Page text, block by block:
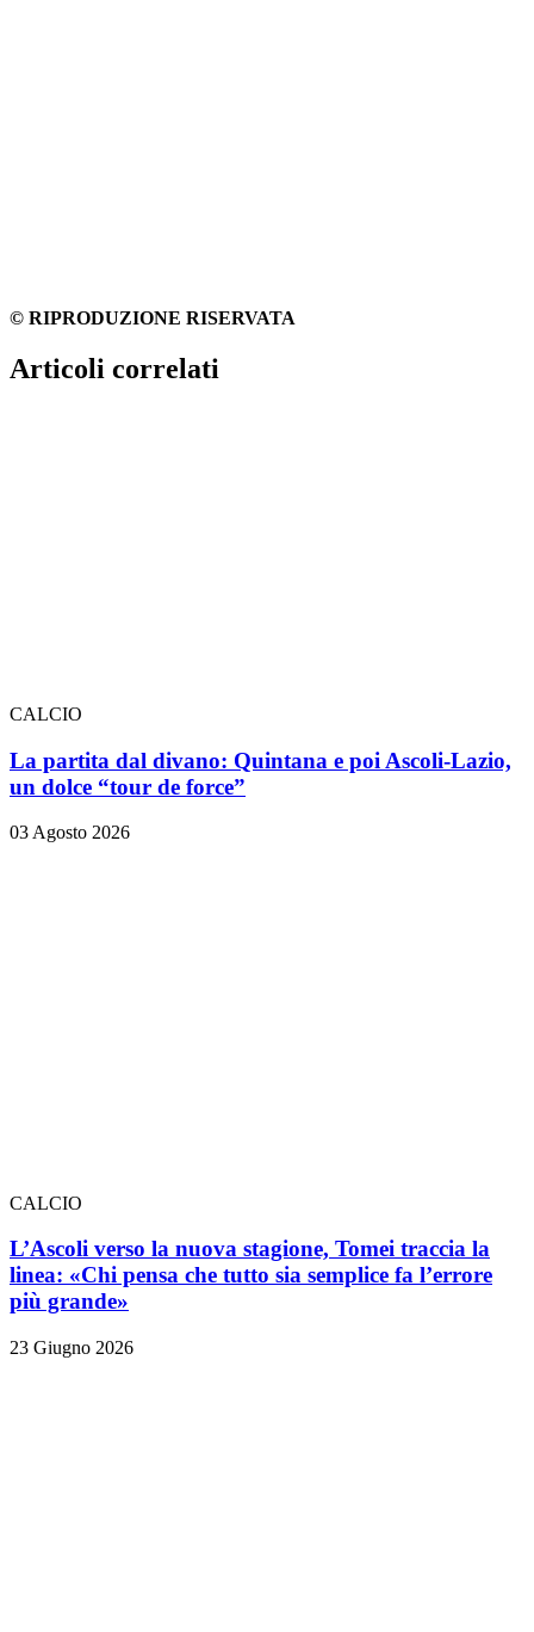
© RIPRODUZIONE RISERVATA
Articoli correlati
CALCIO
La partita dal divano: Quintana e poi Ascoli-Lazio,
un dolce “tour de force”
03 Agosto 2026
CALCIO
L’Ascoli verso la nuova stagione, Tomei traccia la
linea: «Chi pensa che tutto sia semplice fa l’errore
più grande»
23 Giugno 2026